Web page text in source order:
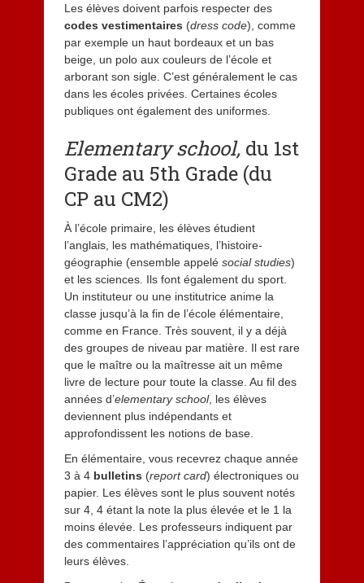
Les élèves doivent parfois respecter des
codes vestimentaires (dress code), comme
par exemple un haut bordeaux et un bas
beige, un polo aux couleurs de l’école et
arborant son sigle. C’est généralement le cas
dans les écoles privées. Certaines écoles
publiques ont également des uniformes.
Elementary school, du 1st
Grade au 5th Grade (du
CP au CM2)
À l’école primaire, les élèves étudient
l’anglais, les mathématiques, l’histoire-
géographie (ensemble appelé social studies)
et les sciences. Ils font également du sport.
Un instituteur ou une institutrice anime la
classe jusqu’à la fin de l’école élémentaire,
comme en France. Très souvent, il y a déjà
des groupes de niveau par matière. Il est rare
que le maître ou la maîtresse ait un même
livre de lecture pour toute la classe. Au fil des
années d’elementary school, les élèves
deviennent plus indépendants et
approfondissent les notions de base.
En élémentaire, vous recevrez chaque année
3 à 4 bulletins (report card) électroniques ou
papier. Les élèves sont le plus souvent notés
sur 4, 4 étant la note la plus élevée et le 1 la
moins élevée. Les professeurs indiquent par
des commentaires l’appréciation qu’ils ont de
leurs élèves.